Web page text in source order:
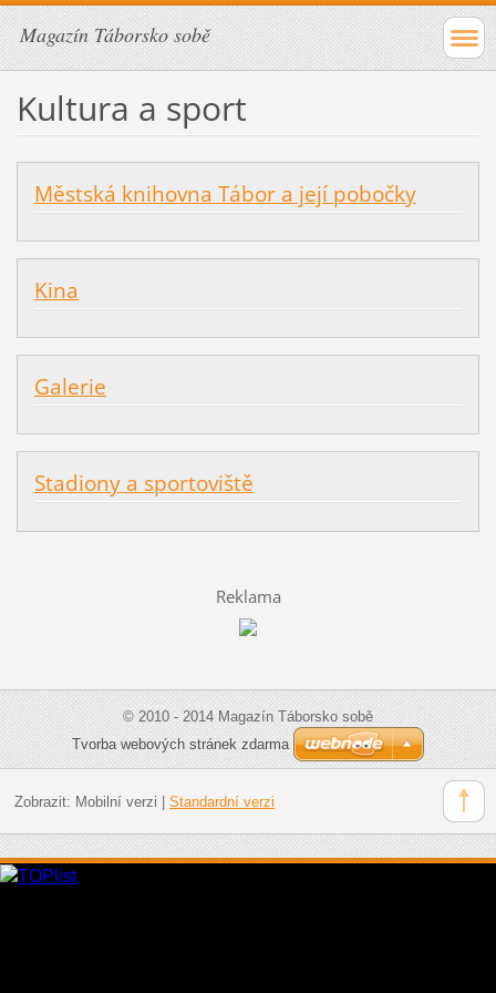
Magazín Táborsko sobě
Kultura a sport
Městská knihovna Tábor a její pobočky
Kina
Galerie
Stadiony a sportoviště
Reklama
© 2010 - 2014 Magazín Táborsko sobě
Tvorba webových stránek zdarma
Zobrazit: Mobilní verzi Standardní verzi